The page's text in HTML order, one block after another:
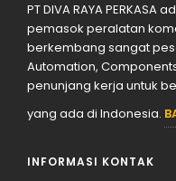
PT DIVA RAYA
pemasok peralatan
berkembang sangat
Automation,
penunjang kerja untuk
yang ada di Indonesia.
INFORMASI KONTAK